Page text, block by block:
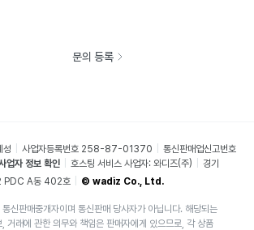
문의 등록
성 사업자등록번호 258-87-01370
통신판매업신고번호
업자 정보 확인 호스팅 서비스 사업자: 와디즈(주)
경기
PDC A동 402호
© wadiz Co., Ltd.
신판매중개자이며 통신판매 당사자가 아닙니다. 해당되는
거래에 관한 의무와 책임은 판매자에게 있으므로, 각 상품